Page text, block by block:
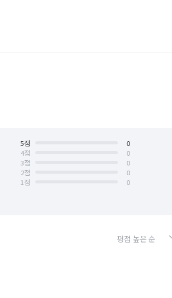
5점
0
4점
0
3점
0
2점
0
1점
0